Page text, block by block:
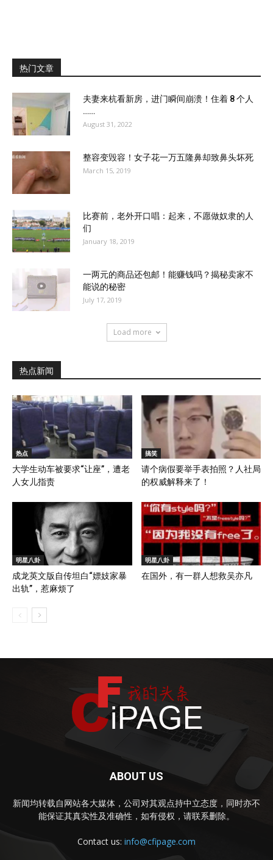
热门文章
夫妻来杭看新房，进门瞬间崩溃！住着 8 个人
……
August 31, 2022
整容变毁容！女子花一万五隆鼻却致鼻头坏死
March 15, 2019
比赛前，老外开口唱：起来，不愿做奴隶的人
们
January 18, 2019
一两元的商品还包邮！能赚钱吗？揭秘卖家不
能说的秘密
July 17, 2019
Load more
热点新闻
热点
大学生动车被要求“让座”，遭老
人女儿指责
搞笑
请个病假要举手表拍照？人社局
的权威解释来了！
明星八卦
成龙英文版自传坦白“嫖妓家暴
出轨”，惹麻烦了
明星八卦
在国外，有一群人想救吴亦凡
ABOUT US
新闻均转载自网站各大媒体，公司对其观点持中立态度，同时亦不
能保证其真实性及准确性，如有侵权，请联系删除。
Contact us: info@cfipage.com